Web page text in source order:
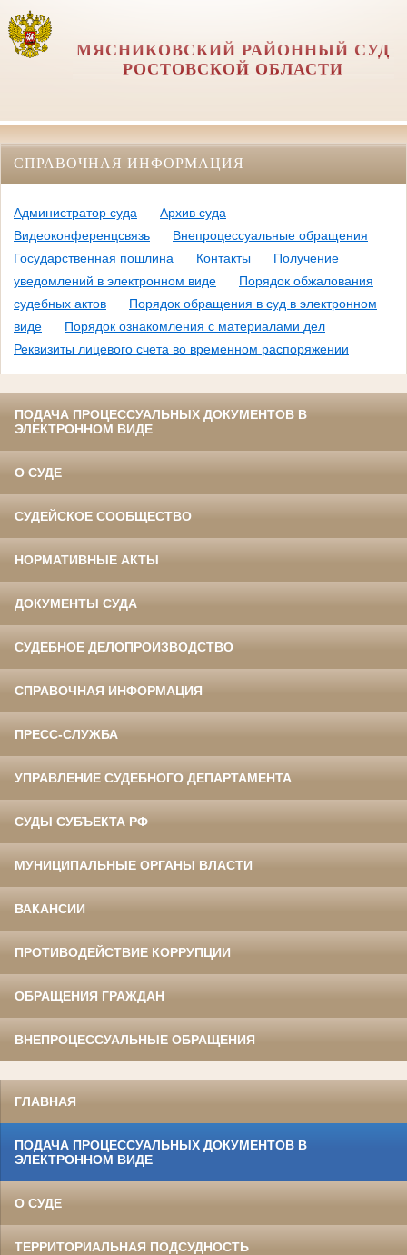
МЯСНИКОВСКИЙ РАЙОННЫЙ СУД
РОСТОВСКОЙ ОБЛАСТИ
СПРАВОЧНАЯ ИНФОРМАЦИЯ
Администратор суда
Архив суда
Видеоконференцсвязь
Внепроцессуальные обращения
Государственная пошлина
Контакты
Получение
уведомлений в электронном виде
Порядок обжалования
судебных актов
Порядок обращения в суд в электронном
виде
Порядок ознакомления с материалами дел
Реквизиты лицевого счета во временном распоряжении
ПОДАЧА ПРОЦЕССУАЛЬНЫХ ДОКУМЕНТОВ В
ЭЛЕКТРОННОМ ВИДЕ
О СУДЕ
СУДЕЙСКОЕ СООБЩЕСТВО
НОРМАТИВНЫЕ АКТЫ
ДОКУМЕНТЫ СУДА
СУДЕБНОЕ ДЕЛОПРОИЗВОДСТВО
СПРАВОЧНАЯ ИНФОРМАЦИЯ
ПРЕСС-СЛУЖБА
УПРАВЛЕНИЕ СУДЕБНОГО ДЕПАРТАМЕНТА
СУДЫ СУБЪЕКТА РФ
МУНИЦИПАЛЬНЫЕ ОРГАНЫ ВЛАСТИ
ВАКАНСИИ
ПРОТИВОДЕЙСТВИЕ КОРРУПЦИИ
ОБРАЩЕНИЯ ГРАЖДАН
ВНЕПРОЦЕССУАЛЬНЫЕ ОБРАЩЕНИЯ
ГЛАВНАЯ
ПОДАЧА ПРОЦЕССУАЛЬНЫХ ДОКУМЕНТОВ В
ЭЛЕКТРОННОМ ВИДЕ
О СУДЕ
ТЕРРИТОРИАЛЬНАЯ ПОДСУДНОСТЬ